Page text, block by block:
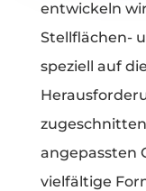
entwickeln
Stellflächen-
speziell auf
angepassten
vielfältige